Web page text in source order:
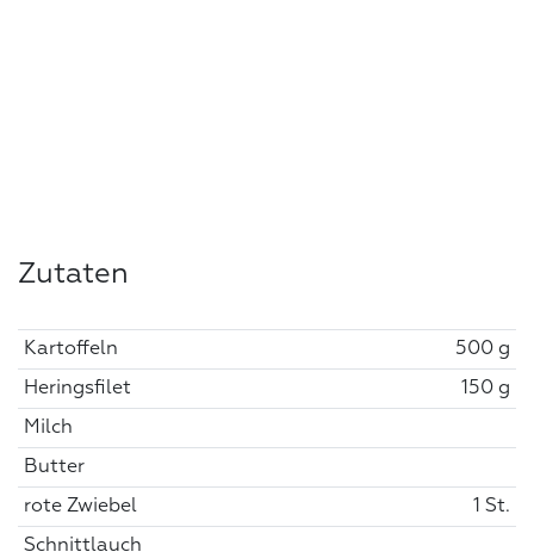
Zutaten
Kartoffeln 500 g
Heringsfilet 150 g
Milch
Butter
rote Zwiebel 1 St.
Schnittlauch